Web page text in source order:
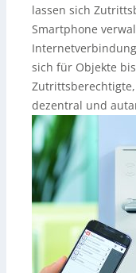
lassen sich
Smartphone
sich für Objekte
dezentral und